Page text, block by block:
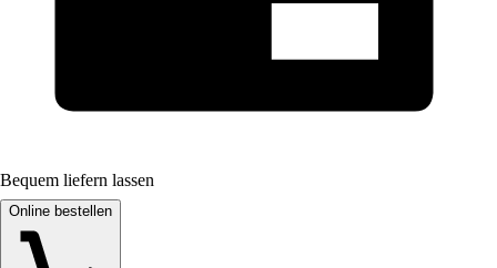
Bequem liefern lassen
Online bestellen